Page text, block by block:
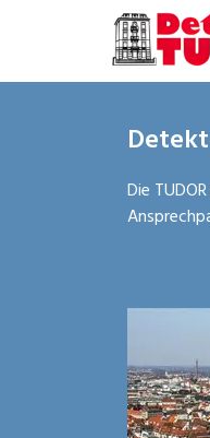
Die